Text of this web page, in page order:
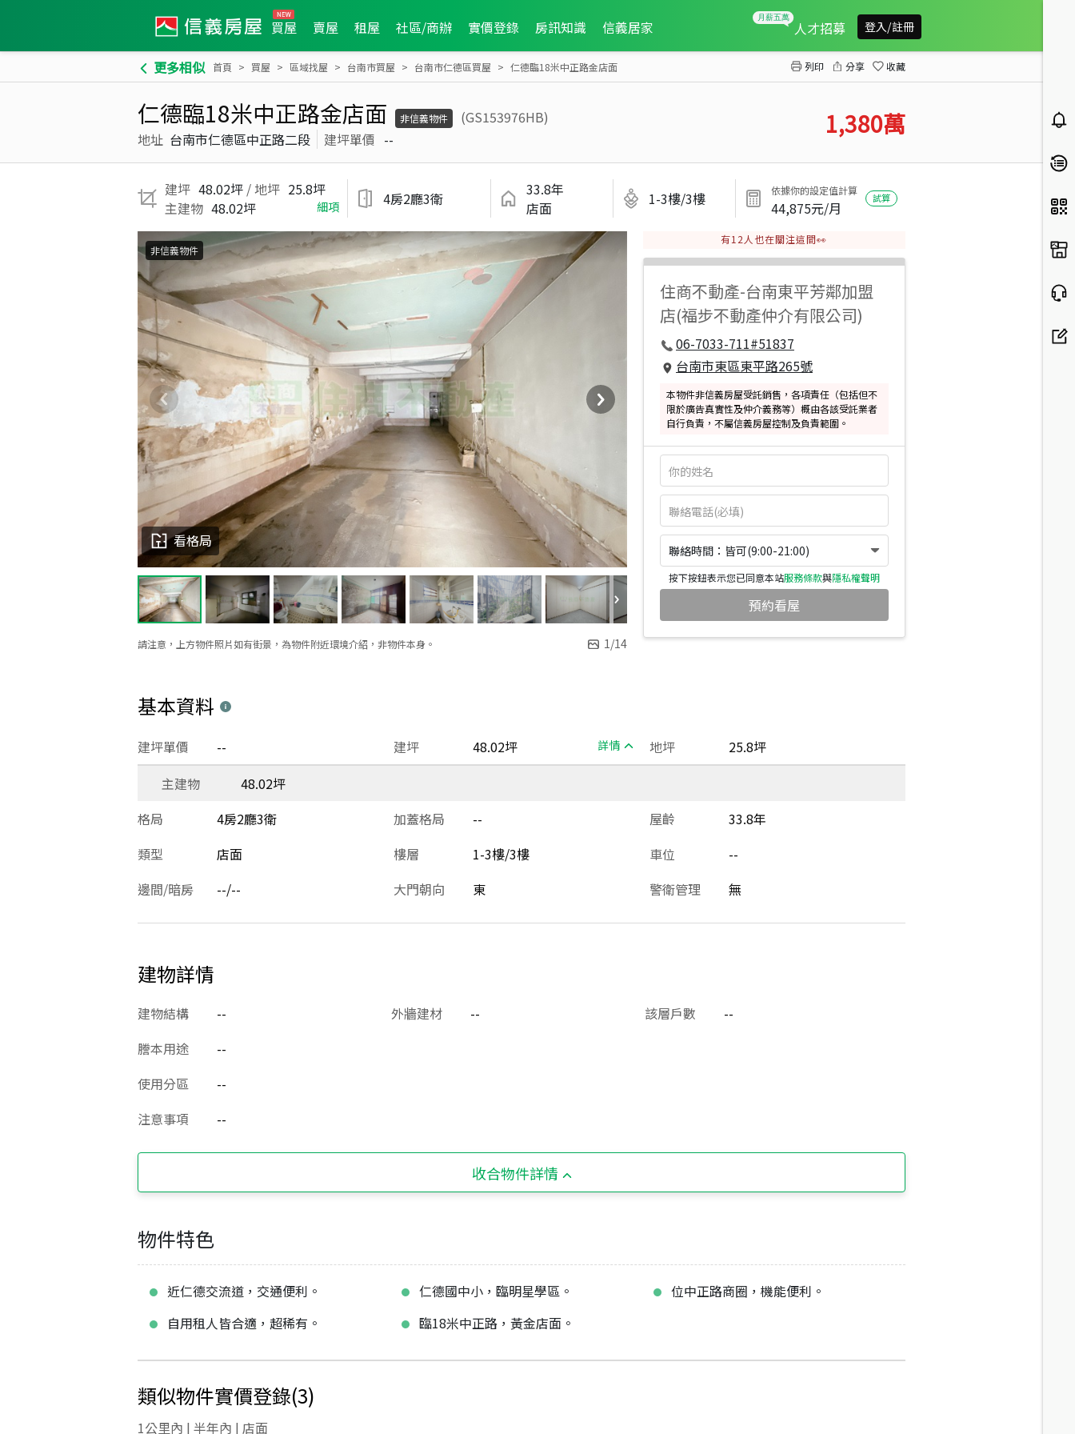
買屋 賣屋 租屋 社區/商辦 實價登錄 房訊知識 信義居家 人才招募 登入/註冊
更多相似 首頁 買屋 區域找屋 台南市買屋 台南市仁德區買屋 仁德臨18米中正路金店面 列印 分享 收藏
仁德臨18米中正路金店面 非信義物件
(GS153976HB)
地址 台南市仁德區中正路二段 建坪單價 -- 1,380萬
建坪 48.02坪 / 地坪 25.8坪
主建物 48.02坪 細項 4房2廳3衛
33.8年
店面
1-3樓/3樓 依據你的設定值計算
44,875元/月
試算
請注意，上方物件照片如有街景，為物件附近環境介紹，非物件本身。 1/14
看格局
非信義物件
有12 人也在關注這間👀
住商不動產-台南東平芳鄰加盟
店(福步不動產仲介有限公司)
06-7033-711#51837
台南市東區東平路265號
本物件非信義房屋受託銷售，各項責任（包括但不
限於廣告真實性及仲介義務等）概由各該受託業者
自行負責，不屬信義房屋控制及負責範圍。
聯絡時間：皆可(9:00-21:00)
按下按鈕表示您已同意本站服務條款與隱私權聲明
預約看屋
基本資料
建坪 48.02坪 詳情
建坪單價 -- 地坪
25.8坪
主建物
48.02坪
格局
4房2廳3衛 加蓋格局 -- 屋齡
33.8年
類型
店面 樓層 1-3樓/3樓 車位
--
邊間/暗房
--/-- 大門朝向 東 警衛管理 無
建物詳情
建物結構 -- 外牆建材 -- 該層戶數
--
謄本用途
--
使用分區
--
注意事項
--
收合物件詳情
物件特色
近仁德交流道，交通便利。 仁德國中小，臨明星學區。
位中正路商圈，機能便利。
自用租人皆合適，超稀有。
臨18米中正路，黃金店面。
類似物件實價登錄(3)
1公里內 | 半年內 | 店面